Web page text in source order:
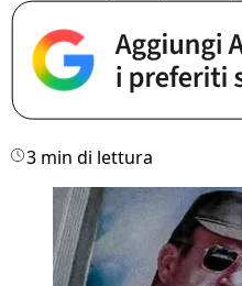
3 min di lettura